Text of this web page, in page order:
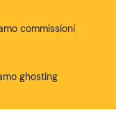
commissioni
ghosting